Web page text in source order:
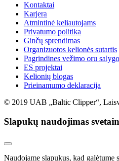
Kontaktai
Karjera
Atmintinė keliautojams
Privatumo politika
Ginčų sprendimas
Organizuotos kelionės sutartis
Pagrindines vežimo oru
ES projektai
Kelionių blogas
Prieinamumo deklaracija
© 2019 UAB „Baltic Clipper“,
Slapukų naudojimas
Naudojame slapukus, kad